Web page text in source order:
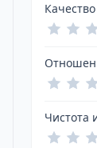
Чистота